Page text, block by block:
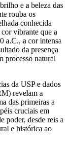
e a beleza das
rouba os
conhecida
vibrante que a
a.C., a cor intensa
da presença
processo natural
da USP e dados
revelam a
das primeiras a
cruciais em
poder, desde reis a
e histórica ao